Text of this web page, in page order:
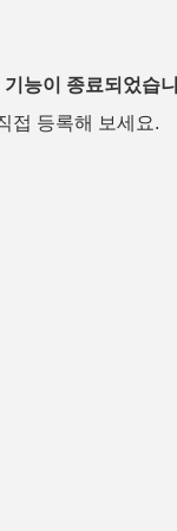
능이 종료되었습
접 등록해 보세요.